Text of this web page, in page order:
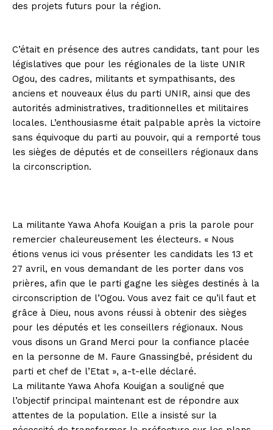
des projets futurs pour la région.
C’était en présence des autres candidats, tant pour les
législatives que pour les régionales de la liste UNIR
Ogou, des cadres, militants et sympathisants, des
anciens et nouveaux élus du parti UNIR, ainsi que des
autorités administratives, traditionnelles et militaires
locales. L’enthousiasme était palpable après la victoire
sans équivoque du parti au pouvoir, qui a remporté tous
les sièges de députés et de conseillers régionaux dans
la circonscription.
La militante Yawa Ahofa Kouigan a pris la parole pour
remercier chaleureusement les électeurs. « Nous
étions venus ici vous présenter les candidats les 13 et
27 avril, en vous demandant de les porter dans vos
prières, afin que le parti gagne les sièges destinés à la
circonscription de l’Ogou. Vous avez fait ce qu’il faut et
grâce à Dieu, nous avons réussi à obtenir des sièges
pour les députés et les conseillers régionaux. Nous
vous disons un Grand Merci pour la confiance placée
en la personne de M. Faure Gnassingbé, président du
parti et chef de l’Etat », a-t-elle déclaré.
La militante Yawa Ahofa Kouigan a souligné que
l’objectif principal maintenant est de répondre aux
attentes de la population. Elle a insisté sur la